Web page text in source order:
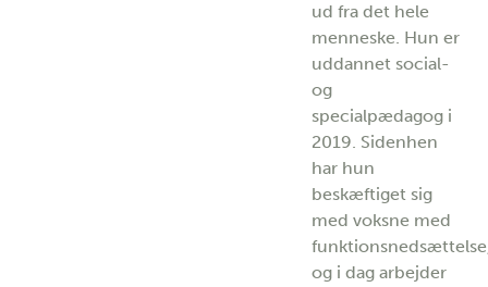
ud fra det hele
menneske. Hun er
uddannet social-
og
specialpædagog i
2019. Sidenhen
har hun
beskæftiget sig
med voksne med
og i dag arbejder